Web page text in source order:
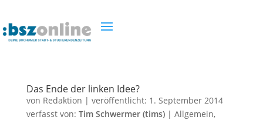
Das Ende der linken Idee?
von Redaktion | veröffentlicht: 1. September 2014
verfasst von: Tim Schwermer (tims)| Allgemein,